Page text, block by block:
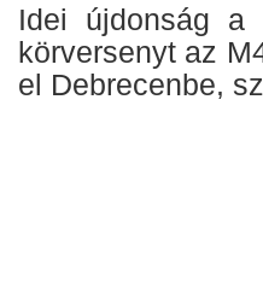
Idei újdonság
körversenyt az
el Debrecenbe,